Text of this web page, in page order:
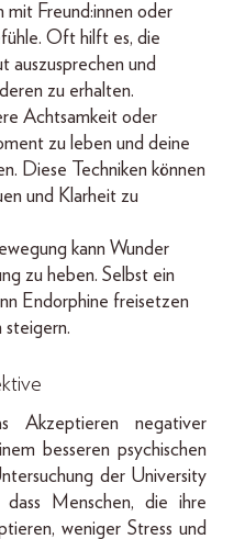
mit Freund:innen oder
Oft hilft es, die
auszusprechen und
zu erhalten.
Achtsamkeit oder
zu leben und deine
Diese Techniken können
und Klarheit zu
kann Wunder
zu heben. Selbst ein
Endorphine freisetzen
steigern.
Akzeptieren negativer
besseren psychischen
der University
Menschen, die ihre
weniger Stress und